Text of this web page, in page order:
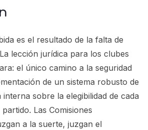
es el resultado de la falta de
lección jurídica para los clubes
el único camino a la seguridad
de un sistema robusto de
sobre la elegibilidad de cada
Las Comisiones
a la suerte, juzgan el